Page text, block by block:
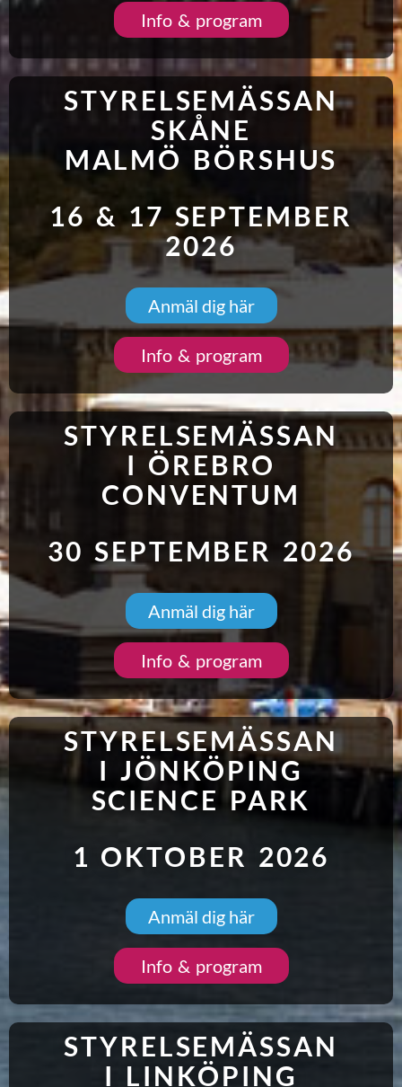
Info & program
STYRELSEMÄSSAN
SKÅNE
MALMÖ BÖRSHUS
16 & 17 SEPTEMBER
2026
Anmäl dig här
Info & program
STYRELSEMÄSSAN
I ÖREBRO
CONVENTUM
30 SEPTEMBER 2026
Anmäl dig här
Info & program
STYRELSEMÄSSAN
I JÖNKÖPING
SCIENCE PARK
1 OKTOBER 2026
Anmäl dig här
Info & program
STYRELSEMÄSSAN
I LINKÖPING